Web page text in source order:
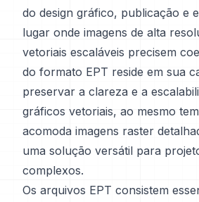
do design gráfico, publicação e
lugar onde imagens de alta
vetoriais escaláveis precisem
do formato EPT reside em sua
preservar a clareza e a
gráficos vetoriais, ao mesmo
acomoda imagens raster
uma solução versátil para
complexos.
Os arquivos EPT consistem